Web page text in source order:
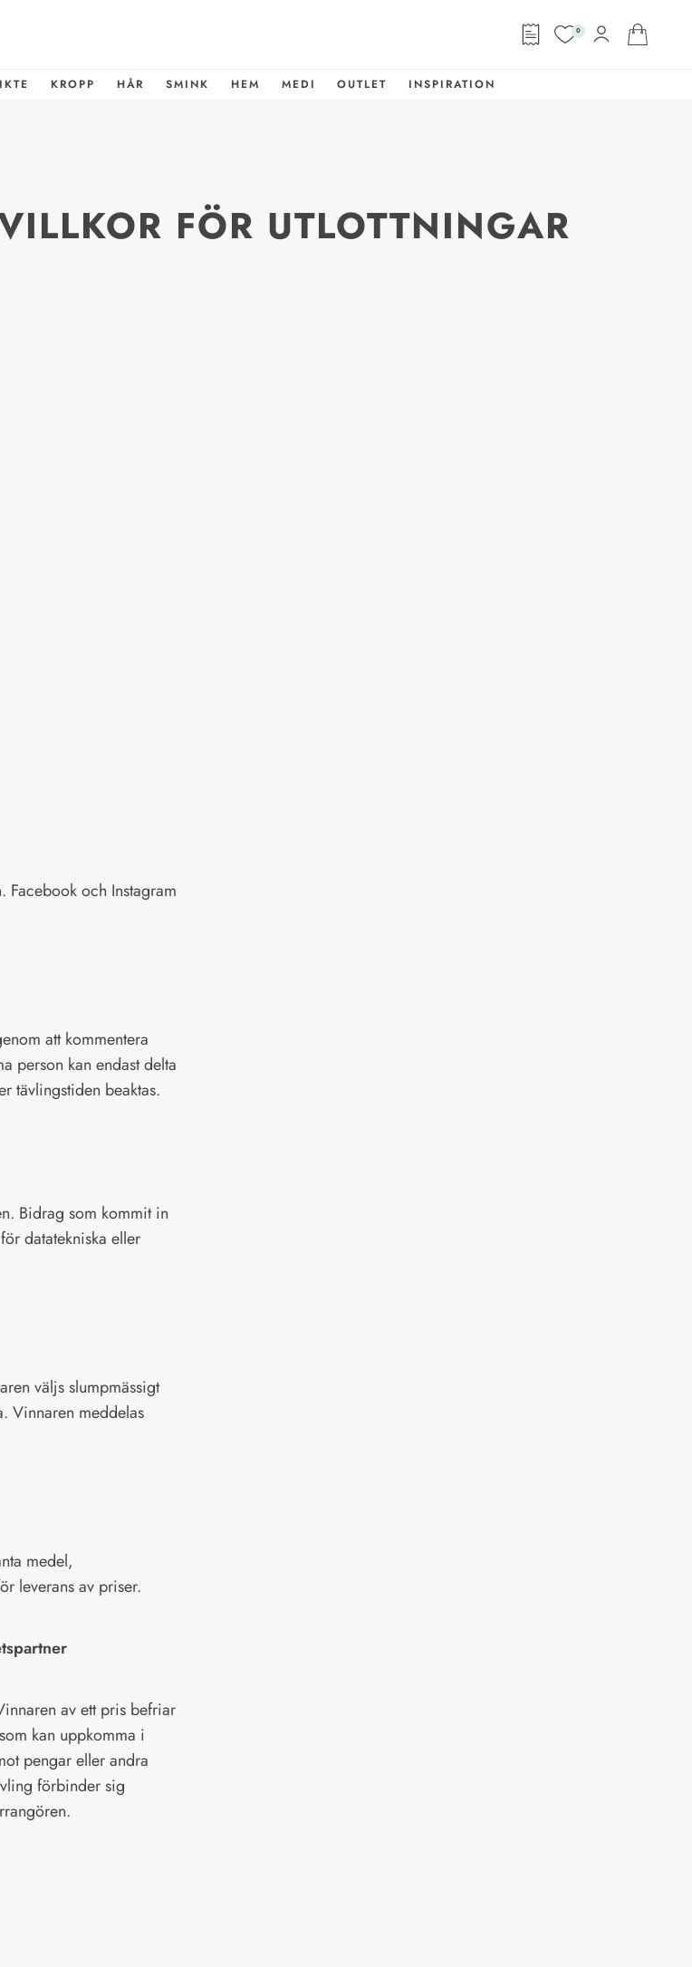
0
KROPP HÅR SMINK HEM MEDI OUTLET INSPIRATION
FÖR UTLOTTNINGAR
Facebook och Instagram
att kommentera
person kan endast delta
tävlingstiden beaktas.
Bidrag som kommit in
datatekniska eller
väljs slumpmässigt
Vinnaren meddelas
medel,
leverans av priser.
av ett pris befriar
kan uppkomma i
pengar eller andra
förbinder sig